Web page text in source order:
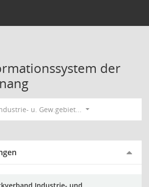
der
u. Gew.gebiet...